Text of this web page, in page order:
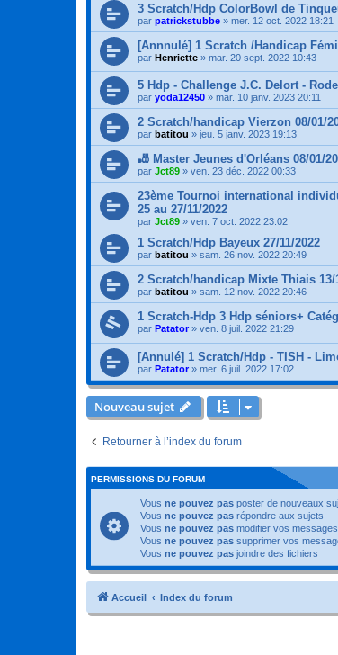
3 Scratch/Hdp ColorBowl de
par patrickstubbe » mer. 12 oct. 2022 18:21
[Annnulé] 1 Scratch /Handicap
par Henriette » mar. 20 sept. 2022 10:43
5 Hdp - Challenge J.C. Delort -
par yoda12450 » mar. 10 janv. 2023 20:11
2 Scratch/handicap Vierzon 08/01/
par batitou » jeu. 5 janv. 2023 19:13
🎳 Master Jeunes d'Orléans 08/01/
par Jct89 » ven. 23 déc. 2022 00:33
23ème Tournoi international
25 au 27/11/2022
par Jct89 » ven. 7 oct. 2022 23:02
1 Scratch/Hdp Bayeux 27/11/2022
par batitou » sam. 26 nov. 2022 20:49
2 Scratch/handicap Mixte Thiais 13/
par batitou » sam. 12 nov. 2022 20:46
1 Scratch-Hdp 3 Hdp séniors+
par Patator » ven. 8 juil. 2022 21:29
[Annulé] 1 Scratch/Hdp - TISH -
par Patator » mer. 6 juil. 2022 17:02
Nouveau sujet
Retourner à l’index du forum
PERMISSIONS DU FORUM
Vous ne pouvez pas poster de nouveaux
Vous ne pouvez pas répondre aux sujets
Vous ne pouvez pas modifier vos messages
Vous ne pouvez pas supprimer vos
Vous ne pouvez pas joindre des fichiers
Accueil Index du forum